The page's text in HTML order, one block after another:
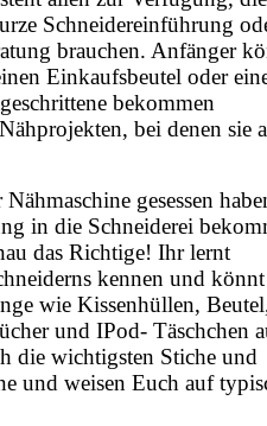
Schneidereinführung
brauchen. Anfänger
Einkaufsbeutel oder
bekommen
bei denen sie
gesessen
in die Schneiderei
das Richtige! Ihr lernt
kennen und könnt
wie Kissenhüllen,
und IPod- Täschchen
die wichtigsten Stiche und
und weisen Euch auf